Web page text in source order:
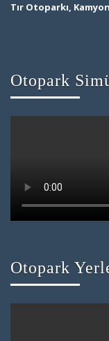
Tır Otoparkı,
Otopark
Otopark